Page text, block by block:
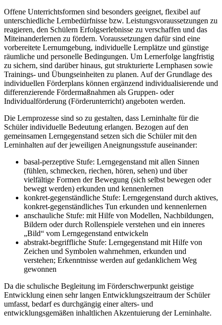
Offene Unterrichtsformen sind besonders geeignet, flexibel auf
unterschiedliche Lernbedürfnisse bzw. Leistungsvoraussetzungen zu
reagieren, den Schülern Erfolgserlebnisse zu verschaffen und das
Miteinanderlernen zu fördern. Voraussetzungen dafür sind eine
vorbereitete Lernumgebung, individuelle Lernplätze und günstige
räumliche und personelle Bedingungen. Um Lernerfolge langfristig
zu sichern, sind darüber hinaus, gut strukturierte Lernphasen sowie
Trainings- und Übungseinheiten zu planen. Auf der Grundlage des
individuellen Förderplans können ergänzend individualisierende und
differenzierende Fördermaßnahmen als Gruppen- oder
Individualförderung (Förderunterricht) angeboten werden.
Die Lernprozesse sind so zu gestalten, dass Lerninhalte für die
Schüler individuelle Bedeutung erlangen. Bezogen auf den
gemeinsamen Lerngegenstand setzen sich die Schüler mit den
Lerninhalten auf der jeweiligen Aneignungsstufe auseinander:
basal-perzeptive Stufe: Lerngegenstand mit allen Sinnen
(fühlen, schmecken, riechen, hören, sehen) und über
vielfältige Formen der Bewegung (sich selbst bewegen oder
bewegt werden) erkunden und kennenlernen
konkret-gegenständliche Stufe: Lerngegenstand durch aktives,
konkret-gegenständliches Tun erkunden und kennenlernen
anschauliche Stufe: mit Hilfe von Modellen, Nachbildungen,
Bildern oder durch Rollenspiele verstehen und ein inneres
„Bild“ vom Lerngegenstand entwickeln
abstrakt-begriffliche Stufe: Lerngegenstand mit Hilfe von
Zeichen und Symbolen wahrnehmen, erkunden und
verstehen; Erkenntnisse werden auf gedanklichem Weg
gewonnen
Da die schulische Begleitung im Förderschwerpunkt geistige
Entwicklung einen sehr langen Entwicklungszeitraum der Schüler
umfasst, bedarf es durchgängig einer alters- und
entwicklungsgemäßen inhaltlichen Akzentuierung der Lerninhalte.